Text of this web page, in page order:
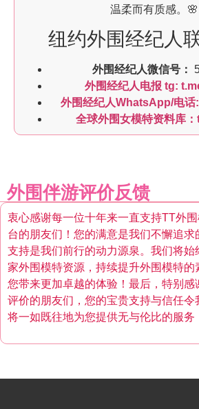
温柔而有质感。🌸
纽约外围经纪人
外围经纪人微信号：
外围经纪人电报 tg:
外围经纪人WhatsApp/电话
全球外围女模特资料库
外围伴游评价反馈
衷心感谢每一位十年来一直支持TT外
台的朋友们！您的满意是我们不懈追
支持是我们前行的动力源泉。我们将始
家外围模特资源，持续提升外围模特的
您带来更加卓越的体验！最后，特别感
评价的朋友们，您的宝贵支持与信任令
将一如既往地为您提供无与伦比的服务